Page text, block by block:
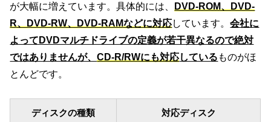
が大幅に増えています。具体的には、
DVD-ROM、DVD-
R、DVD-RW、DVD-RAMなどに対応しています。会社に
よってDVDマルチドライブの定義が若干異なるので絶対
ではありませんが、CD-R/RWにも対応している ものがほ
とんどです。
ディスクの種類 対応ディスク